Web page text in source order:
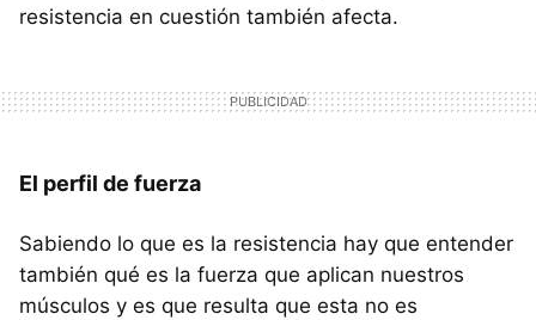
resistencia en cuestión también afecta.
El perfil de fuerza
Sabiendo lo que es la resistencia hay que entender
también qué es la fuerza que aplican nuestros
músculos y es que resulta que esta no es